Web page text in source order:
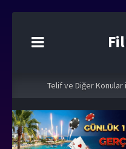
Telif ve Diğer Konular